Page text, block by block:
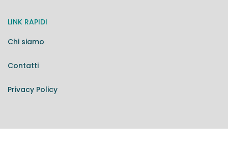
LINK RAPIDI
Chi siamo
Contatti
Privacy Policy